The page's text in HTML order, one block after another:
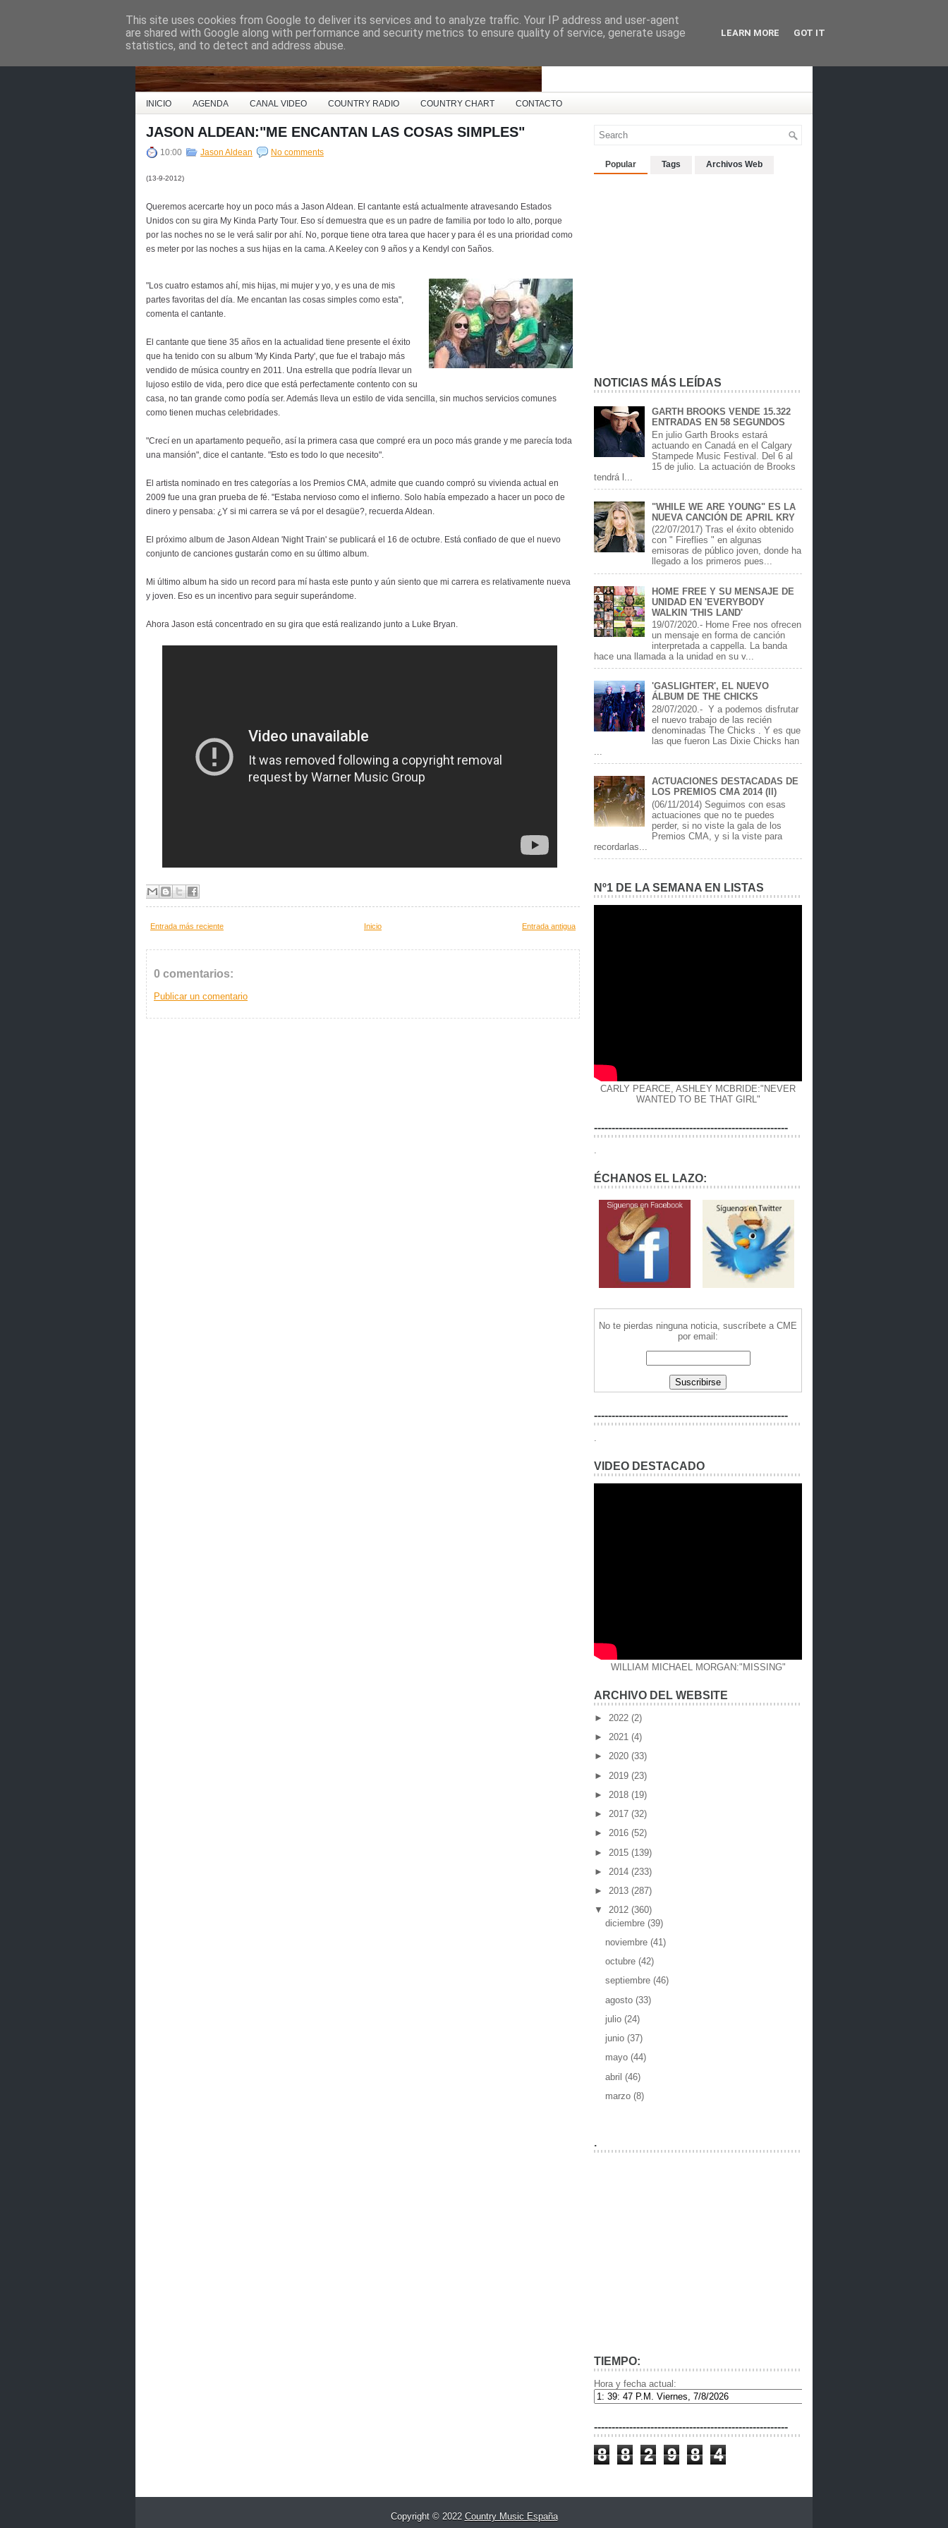
Country Music España
INICIO AGENDA CANAL VIDEO COUNTRY RADIO COUNTRY CHART CONTACTO
JASON ALDEAN:"ME ENCANTAN LAS COSAS SIMPLES"
10:00 Jason Aldean No comments
(13-9-2012)
Queremos acercarte hoy un poco más a Jason Aldean. El cantante está actualmente atravesando Estados
Unidos con su gira My Kinda Party Tour. Eso sí demuestra que es un padre de familia por todo lo alto, porque
por las noches no se le verá salir por ahí. No, porque tiene otra tarea que hacer y para él es una prioridad como
es meter por las noches a sus hijas en la cama. A Keeley con 9 años y a Kendyl con 5años.
"Los cuatro estamos ahí, mis hijas, mi mujer y yo, y es una de mis
partes favoritas del día. Me encantan las cosas simples como esta",
comenta el cantante.
El cantante que tiene 35 años en la actualidad tiene presente el éxito
que ha tenido con su album 'My Kinda Party', que fue el trabajo más
vendido de música country en 2011. Una estrella que podría llevar un
lujoso estilo de vida, pero dice que está perfectamente contento con su
casa, no tan grande como podía ser. Además lleva un estilo de vida sencilla, sin muchos servicios comunes
como tienen muchas celebridades.
"Crecí en un apartamento pequeño, así la primera casa que compré era un poco más grande y me parecía toda
una mansión", dice el cantante. "Esto es todo lo que necesito".
El artista nominado en tres categorías a los Premios CMA, admite que cuando compró su vivienda actual en
2009 fue una gran prueba de fé. "Estaba nervioso como el infierno. Solo había empezado a hacer un poco de
dinero y pensaba: ¿Y si mi carrera se vá por el desagüe?, recuerda Aldean.
El próximo album de Jason Aldean 'Night Train' se publicará el 16 de octubre. Está confiado de que el nuevo
conjunto de canciones gustarán como en su último album.
Mi último album ha sido un record para mí hasta este punto y aún siento que mi carrera es relativamente nueva
y joven. Eso es un incentivo para seguir superándome.
Ahora Jason está concentrado en su gira que está realizando junto a Luke Bryan.
Entrada más reciente Entrada antigua
Inicio
0 comentarios:
Publicar un comentario
Popular Tags Archivos Web
NOTICIAS MÁS LEÍDAS
GARTH BROOKS VENDE 15.322
ENTRADAS EN 58 SEGUNDOS
En julio Garth Brooks estará
actuando en Canadá en el Calgary
Stampede Music Festival. Del 6 al
15 de julio. La actuación de Brooks
tendrá l...
"WHILE WE ARE YOUNG" ES LA
NUEVA CANCIÓN DE APRIL KRY
(22/07/2017) Tras el éxito obtenido
con " Fireflies " en algunas
emisoras de público joven, donde ha
llegado a los primeros pues...
HOME FREE Y SU MENSAJE DE
UNIDAD EN 'EVERYBODY
WALKIN 'THIS LAND'
19/07/2020.- Home Free nos ofrecen
un mensaje en forma de canción
interpretada a cappella. La banda
hace una llamada a la unidad en su v...
'GASLIGHTER', EL NUEVO
ÁLBUM DE THE CHICKS
28/07/2020.- Y a podemos disfrutar
el nuevo trabajo de las recién
denominadas The Chicks . Y es que
las que fueron Las Dixie Chicks han
...
ACTUACIONES DESTACADAS DE
LOS PREMIOS CMA 2014 (II)
(06/11/2014) Seguimos con esas
actuaciones que no te puedes
perder, si no viste la gala de los
Premios CMA, y si la viste para
recordarlas...
Nº1 DE LA SEMANA EN LISTAS
CARLY PEARCE, ASHLEY MCBRIDE:"NEVER
WANTED TO BE THAT GIRL"
-------------------------------------------------------
ÉCHANOS EL LAZO:
No te pierdas ninguna noticia, suscríbete a CME
por email:
-------------------------------------------------------
VIDEO DESTACADO
WILLIAM MICHAEL MORGAN:"MISSING"
ARCHIVO DEL WEBSITE
► 2022 (2)
► 2021 (4)
► 2020 (33)
► 2019 (23)
► 2018 (19)
► 2017 (32)
► 2016 (52)
► 2015 (139)
► 2014 (233)
► 2013 (287)
▼ 2012 (360)
diciembre (39)
noviembre (41)
octubre (42)
septiembre (46)
agosto (33)
julio (24)
junio (37)
mayo (44)
abril (46)
marzo (8)
.
TIEMPO:
Hora y fecha actual:
-------------------------------------------------------
8 8 2 9 8 4
Copyright © 2022 Country Music España
This site uses cookies from Google to deliver its services and to analyze traffic. Your IP address and user-agent
are shared with Google along with performance and security metrics to ensure quality of service, generate usage
statistics, and to detect and address abuse.
LEARN MORE GOT IT